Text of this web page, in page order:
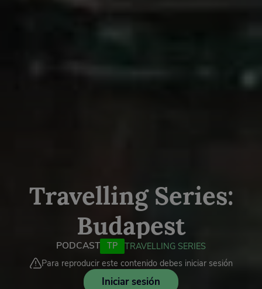
Travelling Series:
Budapest
PODCAST TP TRAVELLING SERIES
Para reproducir este contenido debes iniciar sesión
Iniciar sesión